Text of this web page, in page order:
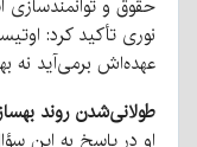
حقوق و توانمندسازی
نوری تأکید کرد:
عهده‌اش برمی‌آید نه
طولانی‌شدن روند
او در پاسخ به این